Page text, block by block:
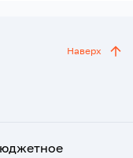
Наверх